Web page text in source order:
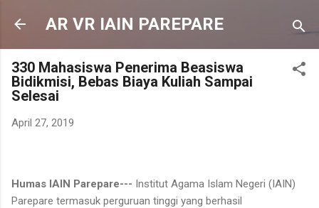
Langsung ke konten utama
AR VR IAIN PAREPARE
330 Mahasiswa Penerima Beasiswa
Bidikmisi, Bebas Biaya Kuliah Sampai
Selesai
April 27, 2019
Humas IAIN Parepare--- Institut Agama Islam Negeri (IAIN)
Parepare termasuk perguruan tinggi yang berhasil